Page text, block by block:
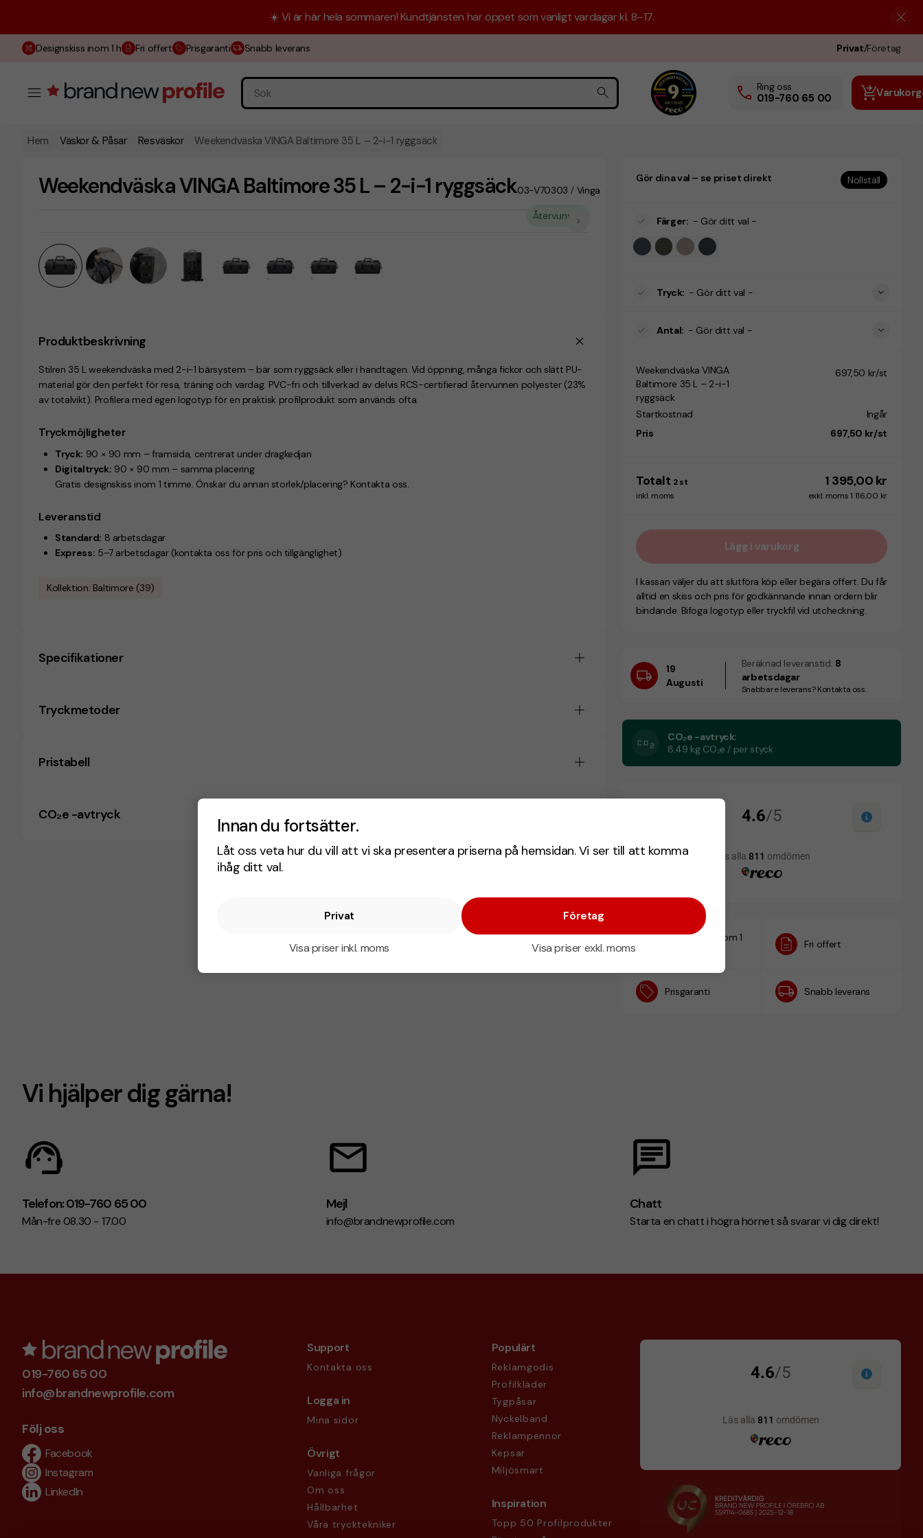
Innan du fortsätter.
Låt oss veta hur du vill att vi ska presentera priserna på hemsidan. Vi ser till att komma
ihåg ditt val.
Privat
Visa priser inkl. moms
Företag
Visa priser exkl. moms
☀️ Vi är här hela sommaren! Kundtjänsten har öppet som vanligt vardagar kl. 8–17.
Designskiss inom 1 h Fri offert Prisgaranti Snabb leverans Privat/Företag
Ring oss
019-760 65 00
Hem Väskor & Påsar Resväskor Weekendväska VINGA Baltimore 35 L – 2-i-1 ryggsäck
Weekendväska VINGA Baltimore 35 L – 2-i-1 ryggsäck03-V70303 / Vinga
Återvunnet
Produktbeskrivning
Stilren 35 L weekendväska med 2-i-1 bärsystem – bär som ryggsäck eller i handtagen. Vid öppning, många fickor och slätt PU-
material gör den perfekt för resa, träning och vardag. PVC-fri och tillverkad av delvis RCS-certifierad återvunnen polyester (23%
av totalvikt). Profilera med egen logotyp för en praktisk profilprodukt som används ofta.
Tryckmöjligheter
Tryck: 90 × 90 mm – framsida, centrerat under dragkedjan
Digitaltryck: 90 × 90 mm – samma placering
Gratis designskiss inom 1 timme. Önskar du annan storlek/placering? Kontakta oss.
Leveranstid
Standard: 8 arbetsdagar
Express: 5–7 arbetsdagar (kontakta oss för pris och tillgänglighet)
Kollektion: Baltimore (39)
Specifikationer
Tryckmetoder
Pristabell
CO₂e -avtryck
Gör dina val – se priset direkt Nollställ
Färger: - Gör ditt val -
Tryck: - Gör ditt val -
Antal: - Gör ditt val -
Weekendväska VINGA
Baltimore 35 L – 2-i-1
ryggsäck
697,50 kr/st
Startkostnad
Ingår
Pris
697,50 kr/st
Totalt 2 st 1 395,00 kr
inkl. moms exkl. moms 1 116,00 kr
Lägg i varukorg
I kassan väljer du att slutföra köp eller begära offert. Du får
alltid en skiss och pris för godkännande innan ordern blir
bindande. Bifoga logotyp eller tryckfil vid utcheckning.
19
Augusti
Beräknad leveranstid: 8
arbetsdagar
Snabbare leverans? Kontakta oss.
CO₂e -avtryck:
8.49 kg CO₂e / per styck
Designskiss inom 1
Fri offert
Prisgaranti Snabb leverans
Vi hjälper dig gärna!
Telefon: 019-760 65 00
Mån-fre 08.30 - 17.00
Mejl
info@brandnewprofile.com
Chatt
Starta en chatt i högra hörnet så svarar vi dig direkt!
019-760 65 00
info@brandnewprofile.com
Följ oss
Facebook
Instagram
LinkedIn
Support
Kontakta oss
Logga in
Mina sidor
Övrigt
Vanliga frågor
Om oss
Hållbarhet
Våra trycktekniker
Populärt
Reklamgodis
Profilkläder
Tygpåsar
Nyckelband
Reklampennor
Kepsar
Miljösmart
Inspiration
Topp 50 Profilprodukter